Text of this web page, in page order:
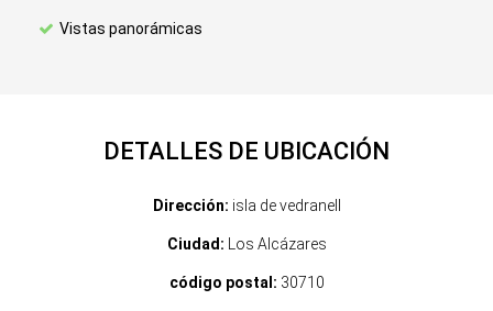
Vistas panorámicas
DETALLES DE UBICACIÓN
Dirección: isla de vedranell
Ciudad: Los Alcázares
código postal: 30710